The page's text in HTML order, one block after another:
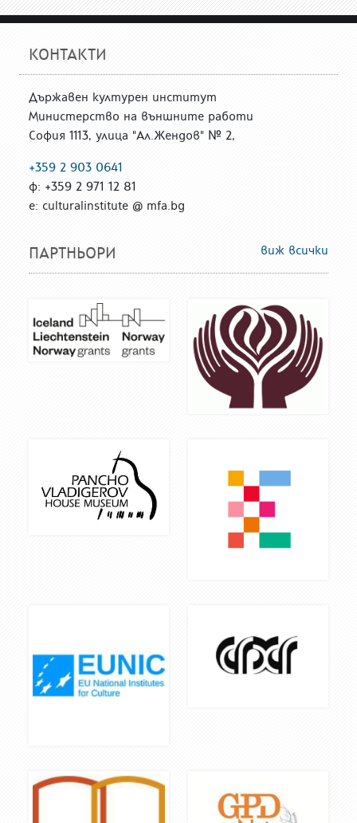
КОНТАКТИ
Държавен културен институт
Министерство на външните работи
София 1113, улица "Ал.Жендов" № 2,
+359 2 903 0641
ф: +359 2 971 12 81
е: culturalinstitute @ mfa.bg
ПАРТНЬОРИ виж всички